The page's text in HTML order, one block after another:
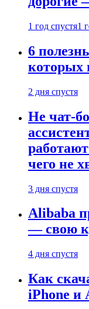
1 год спустя1
6
которых
2 дня спустя
Не чат-
чего не
3 дня спустя
Alibaba
— свою
4 дня спустя
Как
iPhone и